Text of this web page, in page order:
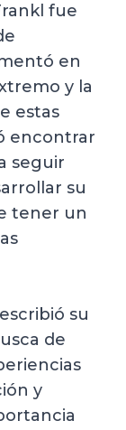
fue
en
y la
estas
encontrar
seguir
su
tener un
su
de
y